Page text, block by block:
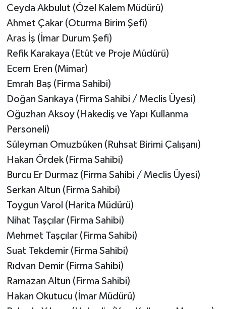
Ceyda Akbulut (Özel Kalem Müdürü)
Ahmet Çakar (Oturma Birim Şefi)
Aras İş (İmar Durum Şefi)
Refik Karakaya (Etüt ve Proje Müdürü)
Ecem Eren (Mimar)
Emrah Baş (Firma Sahibi)
Doğan Sarıkaya (Firma Sahibi / Meclis Üyesi)
Oğuzhan Aksoy (Hakediş ve Yapı Kullanma
Personeli)
Süleyman Omuzbüken (Ruhsat Birimi Çalışanı)
Hakan Ördek (Firma Sahibi)
Burcu Er Durmaz (Firma Sahibi / Meclis Üyesi)
Serkan Altun (Firma Sahibi)
Toygun Varol (Harita Müdürü)
Nihat Taşçılar (Firma Sahibi)
Mehmet Taşçılar (Firma Sahibi)
Suat Tekdemir (Firma Sahibi)
Rıdvan Demir (Firma Sahibi)
Ramazan Altun (Firma Sahibi)
Hakan Okutucu (İmar Müdürü)